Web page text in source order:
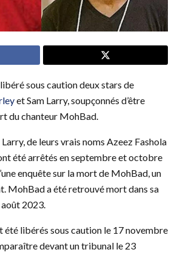
sous caution deux stars de
et Sam Larry, soupçonnés d’être
du chanteur MohBad.
de leurs vrais noms Azeez Fashola
été arrêtés en septembre et octobre
enquête sur la mort de MohBad, un
MohBad a été retrouvé mort dans sa
2023.
été libérés sous caution le 17 novembre
devant un tribunal le 23